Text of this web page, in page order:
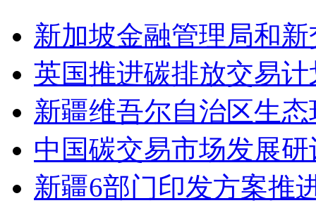
新加坡金融管理局和
英国推进碳排放交易
新疆维吾尔自治区生
中国碳交易市场发展
新疆6部门印发方案推